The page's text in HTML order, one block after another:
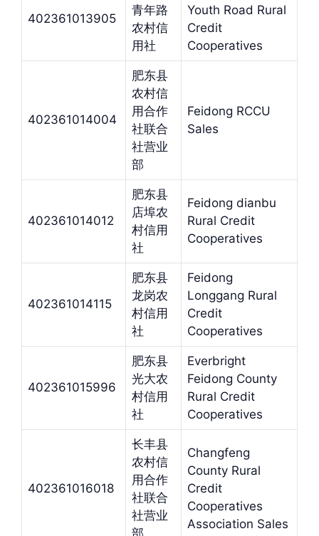
402361013905
青年路
农村信
用社
Youth Road Rural
Credit
Cooperatives
402361014004
肥东县
农村信
用合作
社联合
社营业
部
Feidong RCCU
Sales
402361014012
肥东县
店埠农
村信用
社
Feidong dianbu
Rural Credit
Cooperatives
402361014115
肥东县
龙岗农
村信用
社
Feidong
Longgang Rural
Credit
Cooperatives
402361015996
肥东县
光大农
村信用
社
Everbright
Feidong County
Rural Credit
Cooperatives
402361016018
长丰县
农村信
用合作
社联合
社营业
部
Changfeng
County Rural
Credit
Cooperatives
Association Sales